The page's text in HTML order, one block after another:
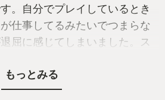
。自分でプレイしているとき
仕事してるみたいでつまらな
屈に感じてしまいました。ス
たいというのでPCでやってい
さんとして見守りました。そ
もっとみる